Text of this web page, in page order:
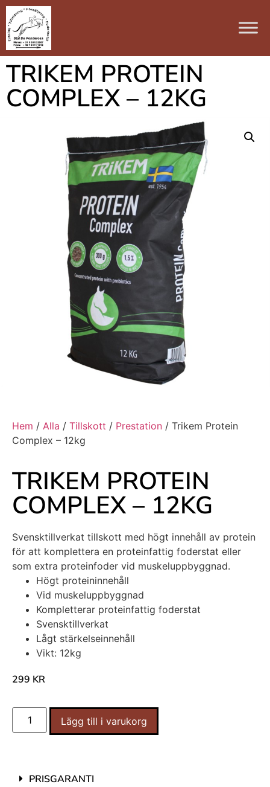
TRIKEM PROTEIN
COMPLEX – 12KG
Hem / Alla / Tillskott / Prestation / Trikem Protein
Complex – 12kg
TRIKEM PROTEIN
COMPLEX – 12KG
Svensktillverkat tillskott med högt innehåll av protein
för att komplettera en proteinfattig foderstat eller
som extra proteinfoder vid muskeluppbyggnad.
Högt proteininnehåll
Vid muskeluppbyggnad
Kompletterar proteinfattig foderstat
Svensktillverkat
Lågt stärkelseinnehåll
Vikt: 12kg
299 KR
Lägg till i varukorg
PRISGARANTI